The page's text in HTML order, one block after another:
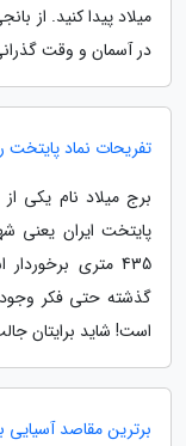
میلاد پیدا کنید. از
در آسمان و وقت
تفریحات نماد پایتخت
برج میلاد نام یکی
پایتخت ایران یعنی
435 متری
گذشته حتی فکر وجود
است! شاید برایتان
برترین مقاصد